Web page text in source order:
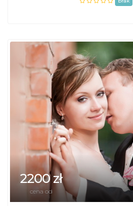
2200 zł
cena od